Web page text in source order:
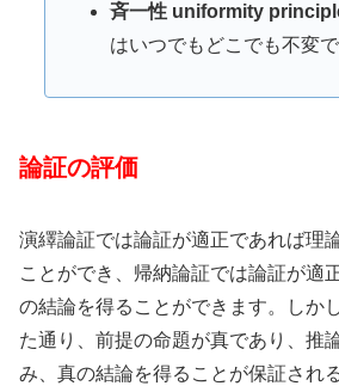
斉一性 uniformity
はいつでもどこでも不変
論証の評価
演繹論証では論証が適正であれば理
ことができ、帰納論証では論証が適
の結論を得ることができます。しか
た通り、前提の命題が真であり、推
み、真の結論を得ることが保証され